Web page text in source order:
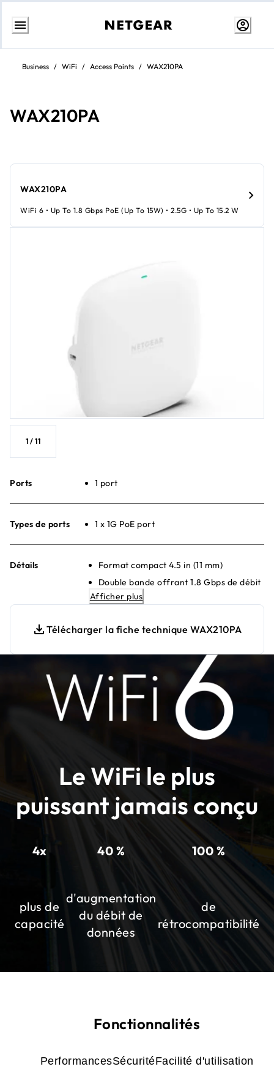
Aller
contenuBusiness / WiFi / Access Points / WAX210PA
WAX210PA
1 / 11
Ports 1 port
Types de ports 1 x 1G PoE port
Détails
Format compact 4.5 in (11 mm)
Double bande offrant 1.8 Gbps de débit
de données
Se connecte à un commutateur Gigabit
4 réseaux sans fil distincts (SSID)
Géré localement pour une configuration
simplifiée
Chiffrement WPA3 pour le plus haut
niveau de sécurité de connexion WiFi
Déploiement polyvalent avec PoE ou
Rétrocompatible avec les appareils WiFi
4 et WiFi 5
Afficher plus
Télécharger la fiche technique WAX210PA
WAX210PA
WiFi 6 • Up To 1.8 Gbps PoE (up To 15W) • 2.5G • Up To 15.2 W
Le WiFi le plus
puissant jamais conçu
4x 40 % 100 %
plus de
capacité
d'augmentation
du débit de
données
de
rétrocompatibilité
Fonctionnalités
PerformancesSécuritéFacilité d'utilisation